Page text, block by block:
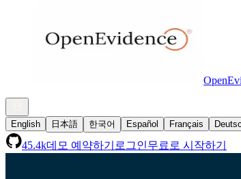
English 日本語 한국어 Español Français
45.4k데모 예약하기 로그인무료로 시작하기